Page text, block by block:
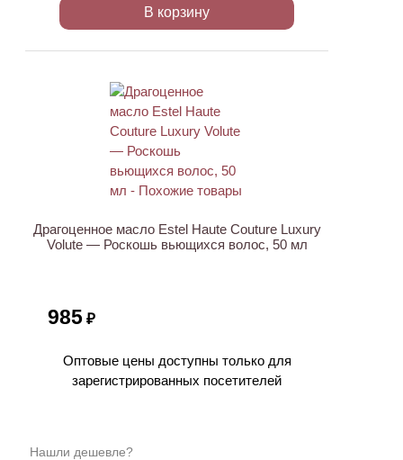
В корзину
Драгоценное масло Estel Haute Couture Luxury
Volute — Роскошь вьющихся волос, 50 мл
985 ₽
Оптовые цены доступны только для
зарегистрированных посетителей
Нашли дешевле?